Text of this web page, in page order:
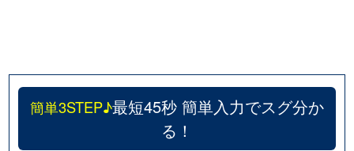
簡単3STEP♪最短45秒 簡単入力でスグ分か
る！